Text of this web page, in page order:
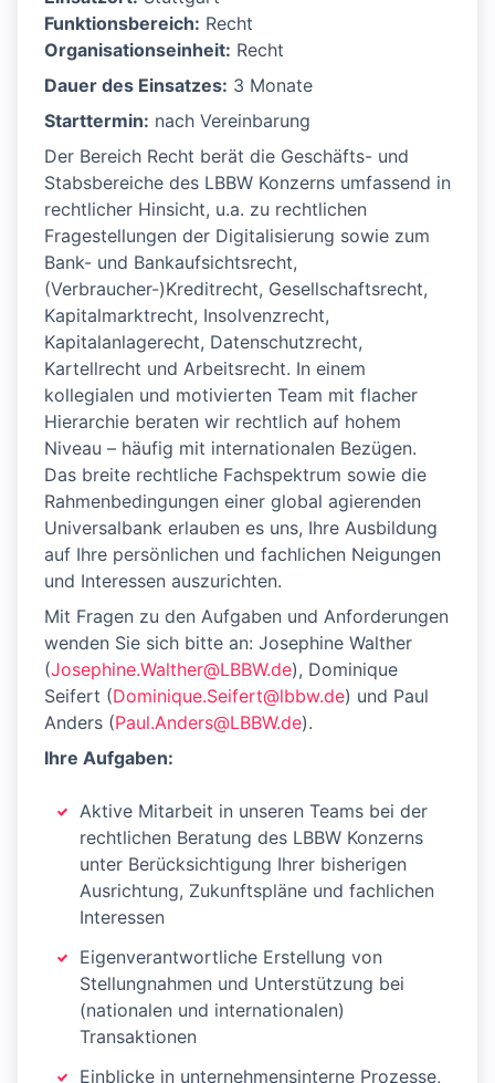
Funktionsbereich: Recht
Organisationseinheit: Recht
Dauer des Einsatzes: 3 Monate
Starttermin: nach Vereinbarung
Der Bereich Recht berät die Geschäfts- und
Stabsbereiche des LBBW Konzerns umfassend in
rechtlicher Hinsicht, u.a. zu rechtlichen
Fragestellungen der Digitalisierung sowie zum
Bank- und Bankaufsichtsrecht,
(Verbraucher-)Kreditrecht, Gesellschaftsrecht,
Kapitalmarktrecht, Insolvenzrecht,
Kapitalanlagerecht, Datenschutzrecht,
Kartellrecht und Arbeitsrecht. In einem
kollegialen und motivierten Team mit flacher
Hierarchie beraten wir rechtlich auf hohem
Niveau – häufig mit internationalen Bezügen.
Das breite rechtliche Fachspektrum sowie die
Rahmenbedingungen einer global agierenden
Universalbank erlauben es uns, Ihre Ausbildung
auf Ihre persönlichen und fachlichen Neigungen
und Interessen auszurichten.
Mit Fragen zu den Aufgaben und Anforderungen
wenden Sie sich bitte an: Josephine Walther
(Josephine.Walther@LBBW.de), Dominique
Seifert (Dominique.Seifert@lbbw.de) und Paul
Anders (Paul.Anders@LBBW.de).
Ihre Aufgaben:
Aktive Mitarbeit in unseren Teams bei der
rechtlichen Beratung des LBBW Konzerns
unter Berücksichtigung Ihrer bisherigen
Ausrichtung, Zukunftspläne und fachlichen
Interessen
Eigenverantwortliche Erstellung von
Stellungnahmen und Unterstützung bei
(nationalen und internationalen)
Transaktionen
Einblicke in unternehmensinterne Prozesse,